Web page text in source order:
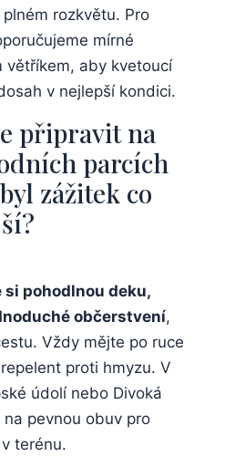
rozkvětu.‌ Pro
mírné
větříkem, aby⁢ kvetoucí
v nejlepší kondici.
připravit na
parcích
⁤zážitek ⁣co
⁣si pohodlnou ‌deku,
​občerstvení,
​Vždy mějte‍ po ⁢ruce
proti⁢ hmyzu. V⁣
údolí nebo Divoká
pevnou obuv pro⁣
terénu.